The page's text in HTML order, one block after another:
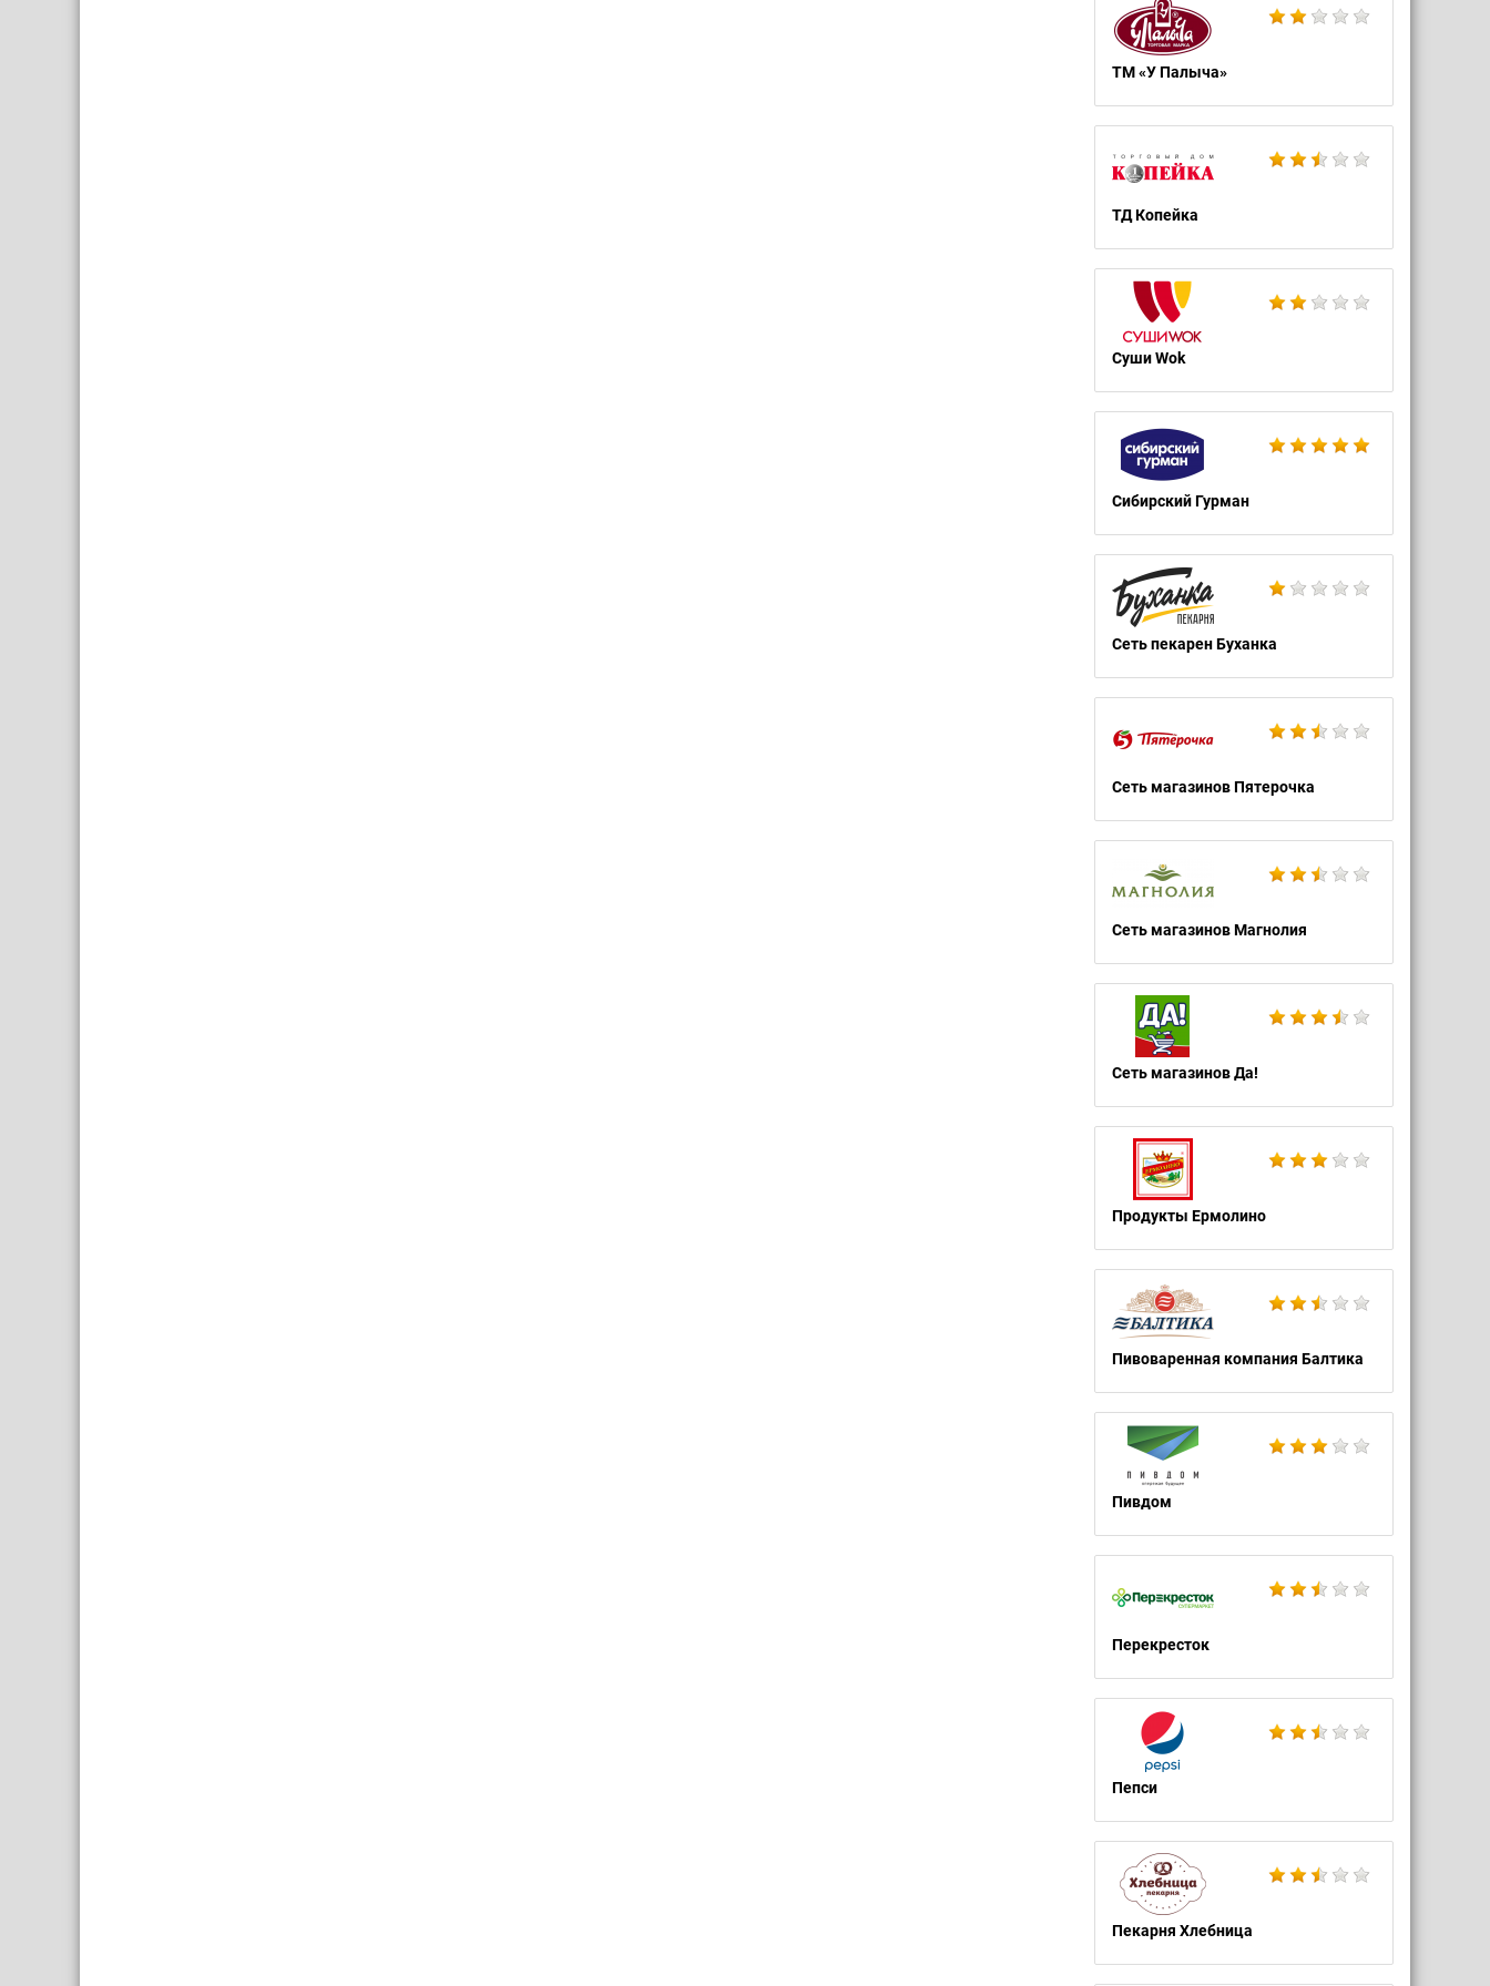
ТМ «У Палыча»
ТД Копейка
Суши Wok
Сибирский Гурман
Сеть пекарен Буханка
Сеть магазинов Пятерочка
Сеть магазинов Магнолия
Сеть магазинов Да!
Продукты Ермолино
Пивоваренная компания Балтика
Пивдом
Перекресток
Пепси
Пекарня Хлебница